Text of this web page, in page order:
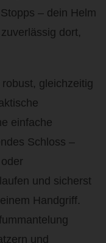
– dein Helm
dort,
gleichzeitig
einfache
Schloss –
und sicherst
Handgriff.
und